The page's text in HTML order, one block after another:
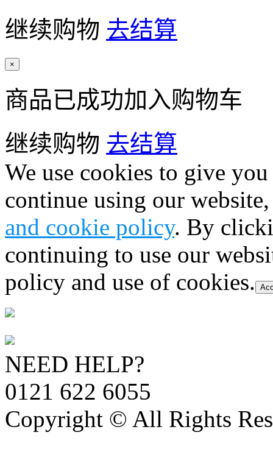
继续购物 去结算
×
商品已成功加入购物车
继续购物 去结算
We use cookies to give
continue using our
and cookie policy. By
continuing to use our
policy and use of cookies.
NEED HELP?
0121 622 6055
Copyright © All Rights